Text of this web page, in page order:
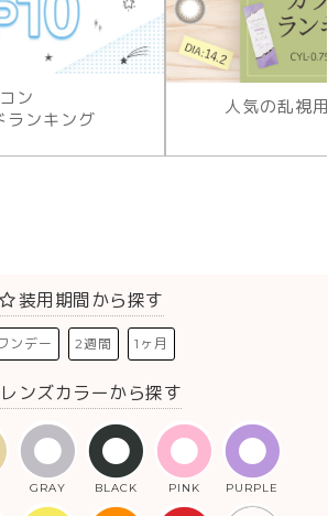
ン
ランキング
人気の乱視
装用期間から探す
ンデー 2週間 1ヶ月
レンズカラーから探す
GRAY BLACK PINK PURPLE